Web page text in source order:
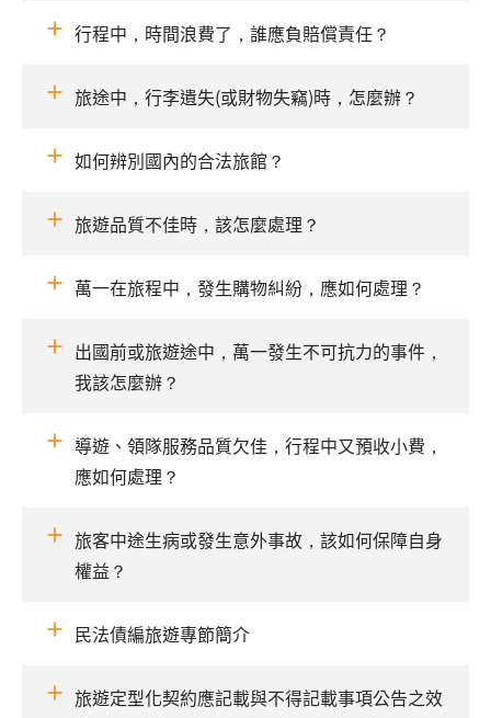
行程中，時間浪費了，誰應負賠償責任？
旅途中，行李遺失(或財物失竊)時，怎麼辦？
如何辨別國內的合法旅館？
旅遊品質不佳時，該怎麼處理？
萬一在旅程中，發生購物糾紛，應如何處理？
出國前或旅遊途中，萬一發生不可抗力的事件，
我該怎麼辦？
導遊、領隊服務品質欠佳，行程中又預收小費，
應如何處理？
旅客中途生病或發生意外事故，該如何保障自身
權益？
民法債編旅遊專節簡介
旅遊定型化契約應記載與不得記載事項公告之效